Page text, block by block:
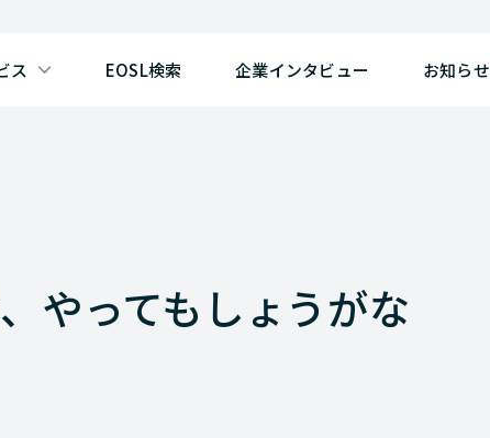
ス EOSL検索 企業インタビュー お知らせ
やってもしょうがな